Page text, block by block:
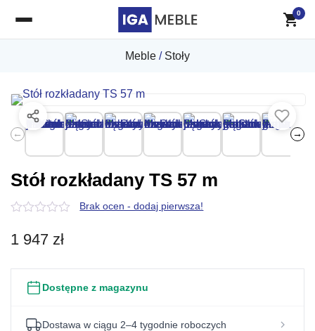
Meble / Stoły
← →
Stół rozkładany TS 57 m
z
5
Brak ocen - dodaj pierwsza!
1 947 zł
Dostępne z magazynu
Dostawa w ciągu 2–4 tygodnie roboczych
0